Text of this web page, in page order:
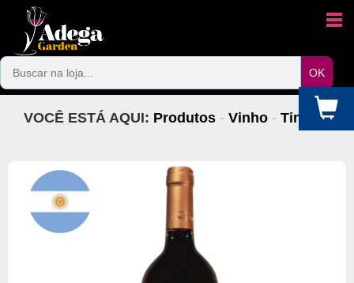
VOCÊ ESTÁ AQUI: Produtos - Vinho - Tinto